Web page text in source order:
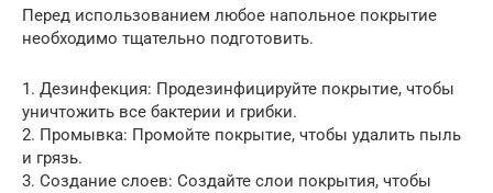
Перед использованием любое напольное покрытие
необходимо тщательно подготовить.
1. Дезинфекция: Продезинфицируйте покрытие, чтобы
уничтожить все бактерии и грибки.
2. Промывка: Промойте покрытие, чтобы удалить пыль
и грязь.
3. Создание слоев: Создайте слои покрытия, чтобы